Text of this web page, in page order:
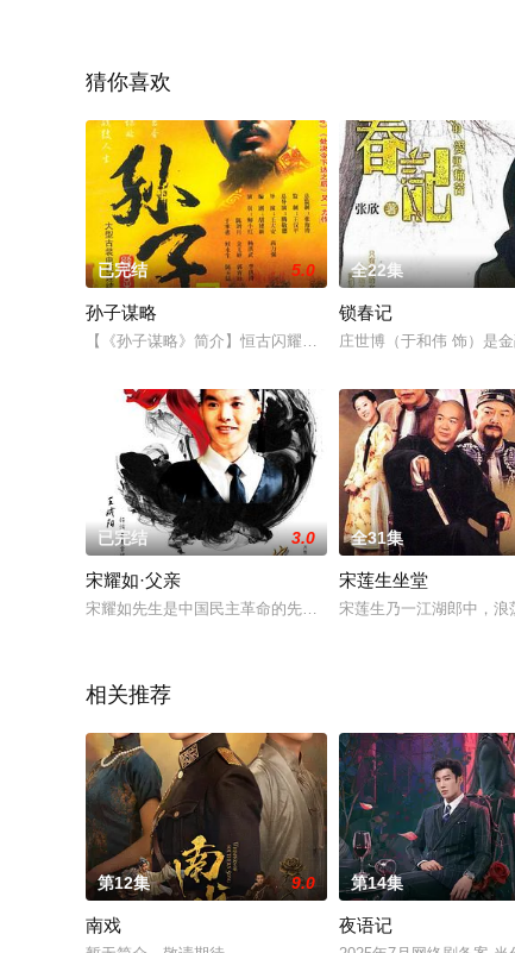
视剧全集就上星空电影网，热播电视剧提前免费观看，
猜你喜欢
已完结 5.0
孙子谋略
【《孙子谋略》简介】恒古闪耀的兵家至圣，广博玄妙的战
全22集
锁春记
庄世博（于和伟 饰）是
已完结 3.0
宋耀如·父亲
宋耀如先生是中国民主革命的先驱之一，是宋氏家族的奠基
全31集
宋莲生坐堂
宋莲生乃一江湖郎中，浪
相关推荐
第12集 9.0
南戏
第14集
夜语记